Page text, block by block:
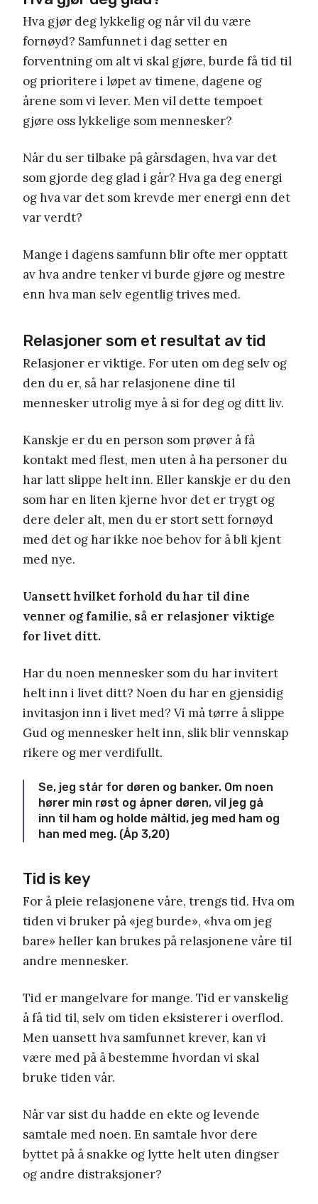
Hva gjør deg lykkelig og når vil du være
fornøyd? Samfunnet i dag setter en
forventning om alt vi skal gjøre, burde få tid til
og prioritere i løpet av timene, dagene og
årene som vi lever. Men vil dette tempoet
gjøre oss lykkelige som mennesker?
Når du ser tilbake på gårsdagen, hva var det
som gjorde deg glad i går? Hva ga deg energi
og hva var det som krevde mer energi enn det
var verdt?
Mange i dagens samfunn blir ofte mer opptatt
av hva andre tenker vi burde gjøre og mestre
enn hva man selv egentlig trives med.
Relasjoner som et resultat av tid
Relasjoner er viktige. For uten om deg selv og
den du er, så har relasjonene dine til
mennesker utrolig mye å si for deg og ditt liv.
Kanskje er du en person som prøver å få
kontakt med flest, men uten å ha personer du
har latt slippe helt inn. Eller kanskje er du den
som har en liten kjerne hvor det er trygt og
dere deler alt, men du er stort sett fornøyd
med det og har ikke noe behov for å bli kjent
med nye.
Uansett hvilket forhold du har til dine
venner og familie, så er relasjoner viktige
for livet ditt.
Har du noen mennesker som du har invitert
helt inn i livet ditt? Noen du har en gjensidig
invitasjon inn i livet med? Vi må tørre å slippe
Gud og mennesker helt inn, slik blir vennskap
rikere og mer verdifullt.
Se, jeg står for døren og banker. Om noen
hører min røst og åpner døren, vil jeg gå
inn til ham og holde måltid, jeg med ham og
han med meg. (Åp 3,20)
Tid is key
For å pleie relasjonene våre, trengs tid. Hva om
tiden vi bruker på «jeg burde», «hva om jeg
bare» heller kan brukes på relasjonene våre til
andre mennesker.
Tid er mangelvare for mange. Tid er vanskelig
å få tid til, selv om tiden eksisterer i overflod.
Men uansett hva samfunnet krever, kan vi
være med på å bestemme hvordan vi skal
bruke tiden vår.
Når var sist du hadde en ekte og levende
samtale med noen. En samtale hvor dere
byttet på å snakke og lytte helt uten dingser
og andre distraksjoner?